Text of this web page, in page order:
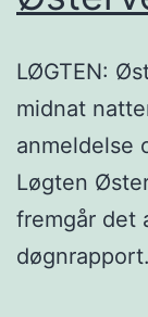
LØGTEN:
midnat
anmeldelse
Løgten
fremgår det
døgnrapport.